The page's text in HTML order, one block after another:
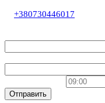
+380730446017
Отправить